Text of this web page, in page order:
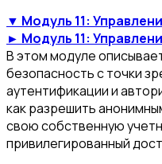
▼ Модуль 11:
► Модуль 11:
В этом модуле
безопасность с точки
аутентификации и
как разрешить
свою собственную
привилегированный